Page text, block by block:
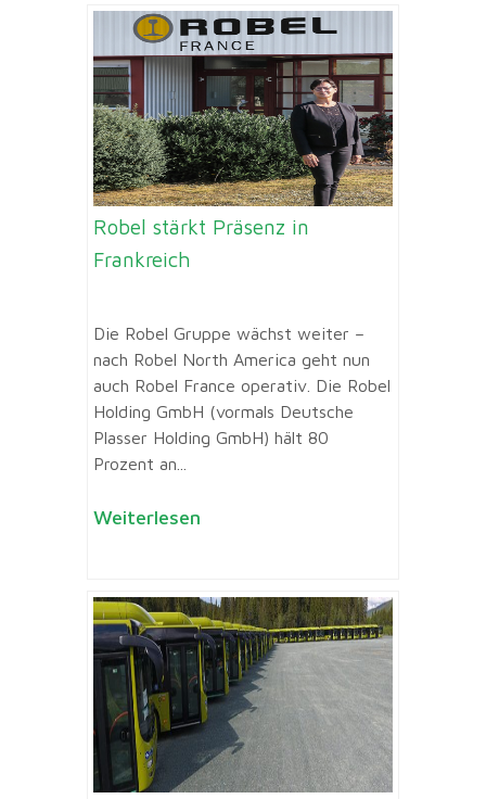
Robel stärkt Präsenz in
Frankreich
Die Robel Gruppe wächst weiter –
nach Robel North America geht nun
auch Robel France operativ. Die Robel
Holding GmbH (vormals Deutsche
Plasser Holding GmbH) hält 80
Prozent an...
Weiterlesen